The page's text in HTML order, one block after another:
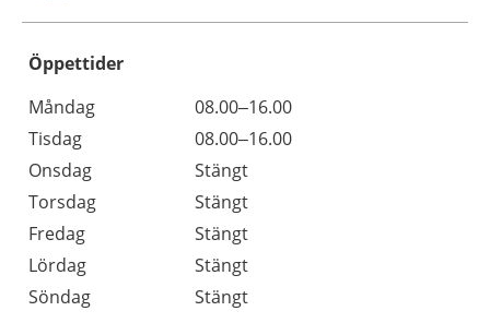
Öppettider
Dag
Öppettider
Kommentarer
Måndag
08.00–16.00
Tisdag
08.00–16.00
Onsdag
Stängt
Torsdag
Stängt
Fredag
Stängt
Lördag
Stängt
Söndag
Stängt